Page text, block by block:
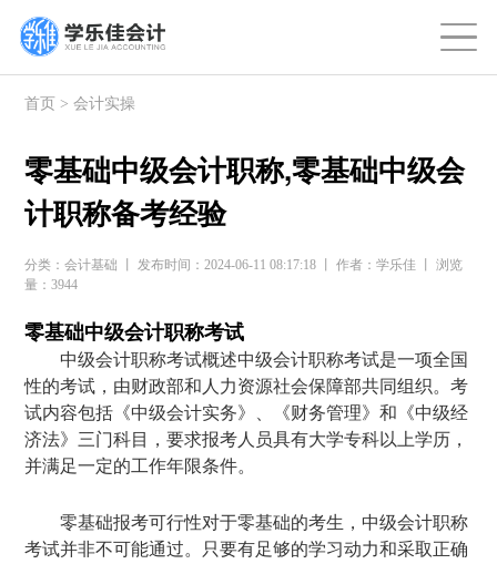
首页 >会计实操
零基础中级会计职称,零基础中级会
计职称备考经验
分类：会计基础 丨 发布时间：2024-06-11 08:17:18 丨 作者：学乐佳 丨 浏览
量：3944
零基础中级会计职称考试
中级会计职称考试概述中级会计职称考试是一项全国
性的考试，由财政部和人力资源社会保障部共同组织。考
试内容包括《中级会计实务》、《财务管理》和《中级经
济法》三门科目，要求报考人员具有大学专科以上学历，
并满足一定的工作年限条件。
零基础报考可行性对于零基础的考生，中级会计职称
考试并非不可能通过。只要有足够的学习动力和采取正确